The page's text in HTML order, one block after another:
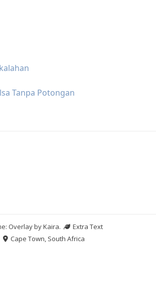
Tanpa Potongan
Overlay byKaira.
Extra Text
Cape Town, South Africa